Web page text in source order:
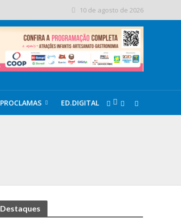
10 de agosto de 2026
PROCLAMAS ED.DIGITAL
Destaques